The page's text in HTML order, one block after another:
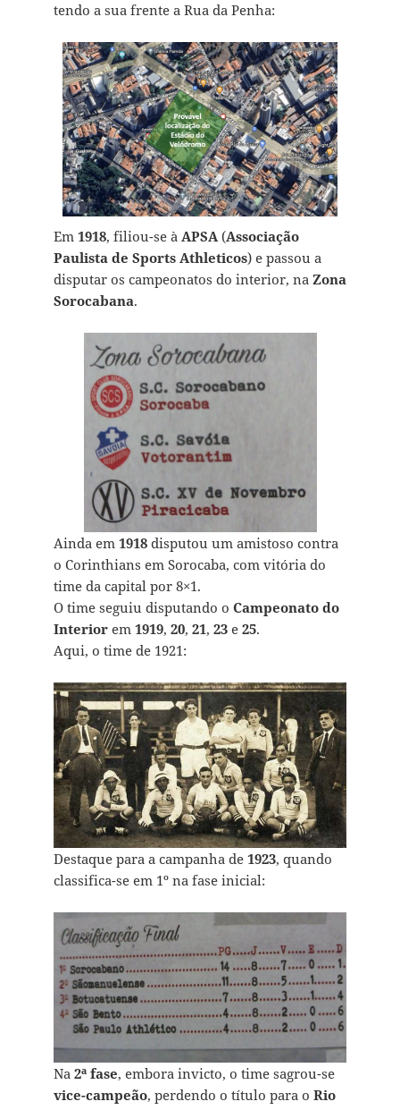
tendo a sua frente a Rua da Penha:
Em 1918, filiou-se à APSA(Associação
Paulista de Sports Athleticos) e passou a
disputar os campeonatos do interior, na Zona
Sorocabana.
Ainda em 1918disputou um amistoso contra
o Corinthians em Sorocaba, com vitória do
time da capital por 8×1.
O time seguiu disputando o Campeonato do
Interiorem 1919, 20, 21, 23e 25.
Aqui, o time de 1921:
Destaque para a campanha de 1923, quando
classifica-se em 1º na fase inicial:
Na 2ª fase, embora invicto, o time sagrou-se
vice-campeão, perdendo o título para o Rio